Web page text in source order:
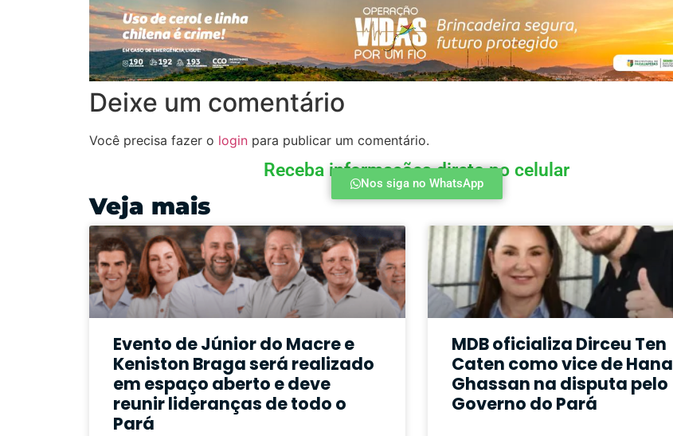
Deixe um comentário
Você precisa fazer o login para publicar um comentário.
Receba informações direto no celular
Nos siga no WhatsApp
Veja mais
Evento de Júnior do Macre e
Keniston Braga será realizado
em espaço aberto e deve
reunir lideranças de todo o
Pará
MDB oficializa Dirceu Ten
Caten como vice de Hana
Ghassan na disputa pelo
Governo do Pará